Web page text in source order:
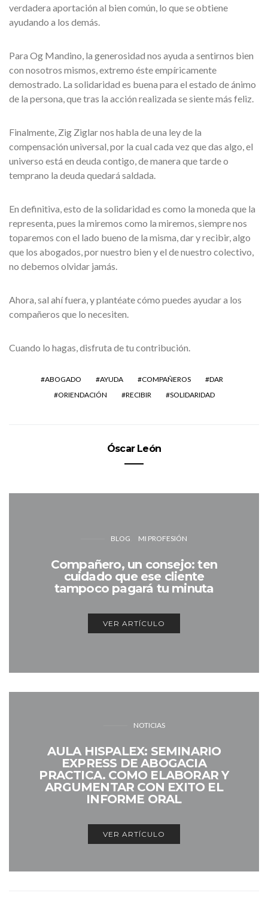
verdadera aportación al bien común, lo que se obtiene
ayudando a los demás.
Para Og Mandino, la generosidad nos ayuda a sentirnos bien
con nosotros mismos, extremo éste empíricamente
demostrado. La solidaridad es buena para el estado de ánimo
de la persona, que tras la acción realizada se siente más feliz.
Finalmente, Zig Ziglar nos habla de una ley de la
compensación universal, por la cual cada vez que das algo, el
universo está en deuda contigo, de manera que tarde o
temprano la deuda quedará saldada.
En definitiva, esto de la solidaridad es como la moneda que la
representa, pues la miremos como la miremos, siempre nos
toparemos con el lado bueno de la misma, dar y recibir, algo
que los abogados, por nuestro bien y el de nuestro colectivo,
no debemos olvidar jamás.
Ahora, sal ahí fuera, y plantéate cómo puedes ayudar a los
compañeros que lo necesiten.
Cuando lo hagas, disfruta de tu contribución.
ABOGADO AYUDA COMPAÑEROS
DAR
ORIENDACIÓN
RECIBIR SOLIDARIDAD
Óscar León
BLOG MI PROFESIÓN
Compañero, un consejo: ten
cuidado que ese cliente
tampoco pagará tu minuta
VER ARTÍCULO
NOTICIAS
AULA HISPALEX: SEMINARIO
EXPRESS DE ABOGACIA
PRACTICA. COMO ELABORAR Y
ARGUMENTAR CON EXITO EL
INFORME ORAL
VER ARTÍCULO